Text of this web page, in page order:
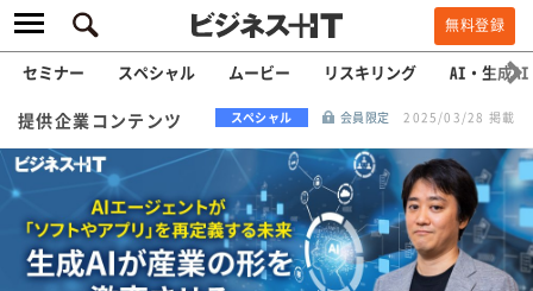
無料登録
セミナー スペシャル ムービー リスキリング AI・生成AI
提供企業コンテンツ スペシャル 会員限定 2025/03/28 掲載